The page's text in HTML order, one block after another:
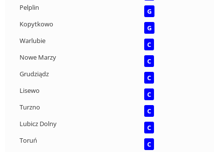
Pelplin
G
Kopytkowo
G
Warlubie
C
Nowe Marzy
C
Grudziądz
C
Lisewo
C
Turzno
C
Lubicz Dolny
C
Toruń
C